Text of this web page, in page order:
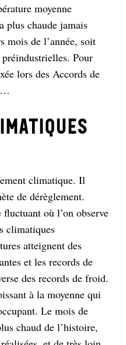
moyenne
plus chaude jamais
mois de l’année, soit
préindustrielles. Pour
lors des Accords de
climatique. Il
de dérèglement.
où l’on observe
climatiques
atteignent des
et les records de
des records de froid.
à la moyenne qui
Le mois de
chaud de l’histoire,